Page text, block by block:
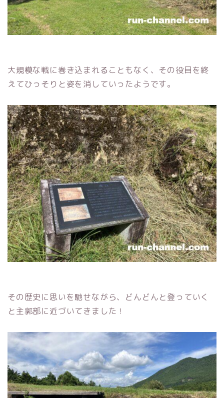
大規模な戦に巻き込まれることもなく、その役目を終
えてひっそりと姿を消していったようです。
その歴史に思いを馳せながら、どんどんと登っていく
と主郭部に近づいてきました！